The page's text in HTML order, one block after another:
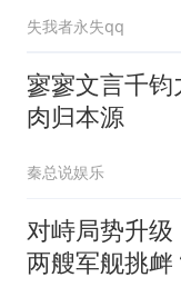
失我者永失qq
寥寥文言千
肉归本源
秦总说娱乐
对峙局势升
两艘军舰挑衅